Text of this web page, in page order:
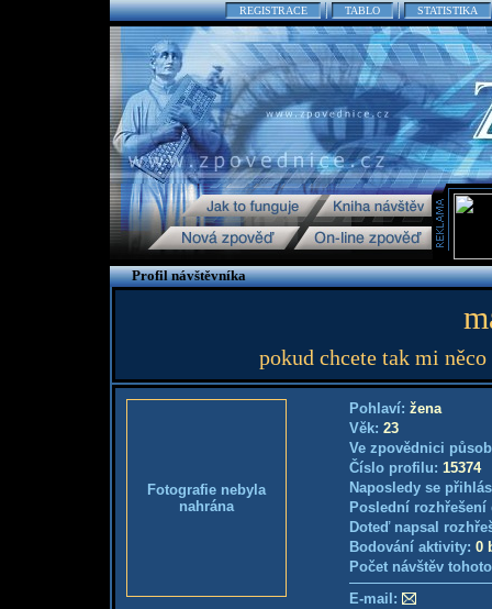
REGISTRACE TABLO STATISTIKA
Profil návštěvníka
pokud chcete tak mi
Fotografie nebyla
nahrána
Pohlaví: žena
Věk: 23
Ve zpovědnici
Číslo profilu: 15374
Naposledy se
Poslední
Doteď napsal
Bodování aktivity: 0
Počet návštěv
E-mail: